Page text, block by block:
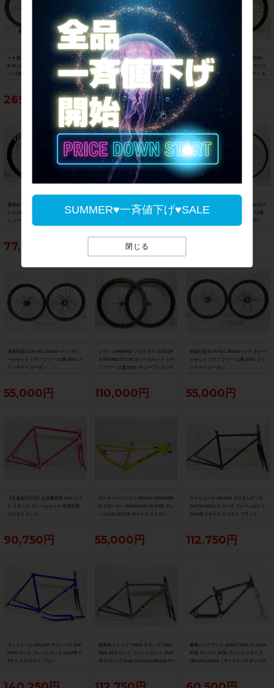
SUMMER♥一斉値下げ♥SALE
閉じる
▼▼美品 マビック MAVIC COSMIC SL
R 45 ホイール 前後 セット シマノフリ
ー 11速 チューブレスレディ セラミッ
クベアリング（サイクルパラダイス福
269,500円
スコープサイクリング SCOPE CYCLI
NG R5 ホイールセット シマノフリー 1
1速/12速 リムブレーキ チューブレスレ
ディ カーボン
110,000円
マビック MAVIC コスミック COSMIC
SLR 45 DISC ホイールセット シマノフ
リー 11速 DISC チューブレスレディ カ
ーボン
148,500円
超美品 ウィンスペース WINSPACE ウ
ナス UNAAS HARD SE ホイールセッ
ト シマノフリー 11速 DISC チューブレ
77,000円
レイノルズ REYNOLDS AR58/AR62 D
B ホイールセット シマノフリー 11速 D
104,500円
美品 AX-LIGHTNESS SELECTION 25T
TU ホイールセット シマノフリー 11速
リムブレーキ チューブラー カーボン
未走行品 ESR 451 38mmハイト ホイ
ールセット シマノフリー 11速 DISC ク
リンチャー カーボン
55,000円
シマノ SHIMANO アルテグラ ULTEGR
A WH-R8170 C36 ホイールセット シマ
ノフリー 11速 DISC チューブレスレデ
110,000円
未走行品 ESR 451 38mmハイト ホイー
ルセット シマノフリー 11速 DISC クリ
ンチャー カーボン
55,000円
【公道走行不可】山本製作所 NJS ピス
ト トラック フレームセット 年式不明
クロモリ ピンク
90,750円
ロッキーマウンテン ROCKY MOUNTAI
N グローラー GROWLER 50 MTB フレ
ームのみ 2021年 Mサイズ イエロー
55,000円
ウィリエール WILIER ガスタルデッロ
GASTALDELLO ロード フレームセット
2020年 Sサイズ クロモリ ブラック
112,750円
ウィリエール WILIER ザフィーロ ZAF
FIRO ロード フレームセット 2022年 5
0サイズ クロモリ ブルー
超美品 トレック TREK エモンダ EMO
NDA ALR ロード フレームセット 2026
年 52サイズ Slate Prismatic/Black Pri
◆◆ジャイアント GIANT NRS C1 2005
年頃 ディスク MTB フレーム Sサイズ
QR100/135mm（サイクルパラダイス大